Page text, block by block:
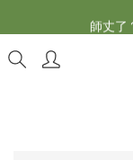
2026
師丈了